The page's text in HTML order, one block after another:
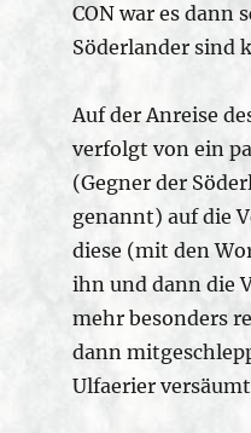
CON war es dann
Söderlander sind
Auf der Anreise
verfolgt von ein
(Gegner der
genannt) auf die
diese (mit den
ihn und dann die
mehr besonders
dann
Ulfaerier